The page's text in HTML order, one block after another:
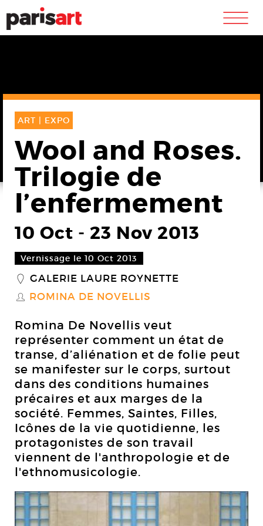
m
ART | EXPO
Wool and Roses.
Trilogie de
l’enfermement
10 Oct - 23 Nov 2013
Vernissage le 10 Oct 2013
_ GALERIE LAURE ROYNETTE
S ROMINA DE NOVELLIS
Romina De Novellis veut
représenter comment un état de
transe, d’aliénation et de folie peut
se manifester sur le corps, surtout
dans des conditions humaines
précaires et aux marges de la
société. Femmes, Saintes, Filles,
Icônes de la vie quotidienne, les
protagonistes de son travail
viennent de l'anthropologie et de
l'ethnomusicologie.